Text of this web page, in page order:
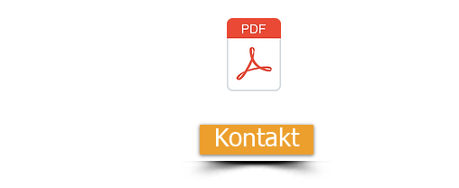
Kontakt